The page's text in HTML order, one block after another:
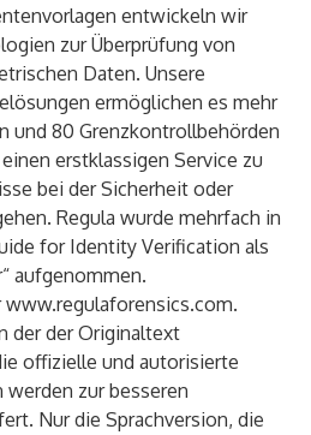
entwickeln wir
zur Überprüfung von
Daten. Unsere
ermöglichen es mehr
und 80 Grenzkontrollbehörden
erstklassigen Service zu
bei der Sicherheit oder
Regula wurde mehrfach in
for Identity Verification als
aufgenommen.
www.regulaforensics.com.
der der Originaltext
offizielle und autorisierte
werden zur besseren
Nur die Sprachversion, die